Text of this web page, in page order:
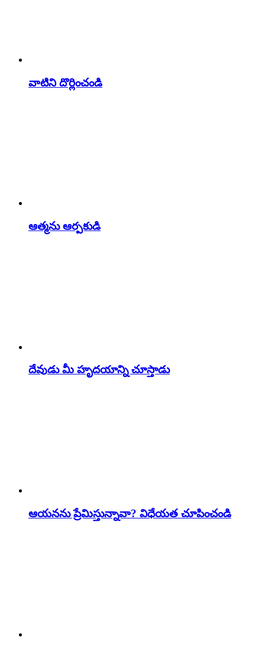
వాటిని దొర్లించండి
ఆత్మను ఆర్పకుడి
దేవుడు మీ హృదయాన్ని చూస్తాడు
ఆయనను ప్రేమిస్తున్నావా? విధేయత చూపించండి